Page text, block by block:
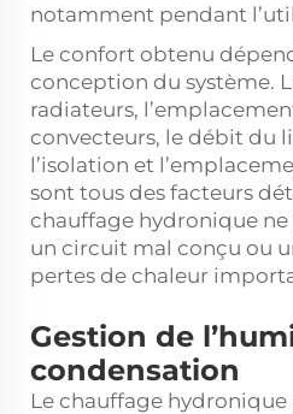
notamment pendant
Le confort obtenu
conception du système.
radiateurs,
convecteurs, le débit du
l’isolation et
sont tous des facteurs
chauffage hydronique
un circuit mal conçu ou
pertes de chaleur
Gestion de
condensation
Le chauffage